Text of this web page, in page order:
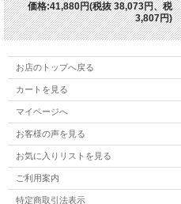
価格:41,880円(税抜 38,073円、税
3,807円)
お店のトップへ戻る
カートを見る
マイページへ
お客様の声を見る
お気に入りリストを見る
ご利用案内
特定商取引法表示